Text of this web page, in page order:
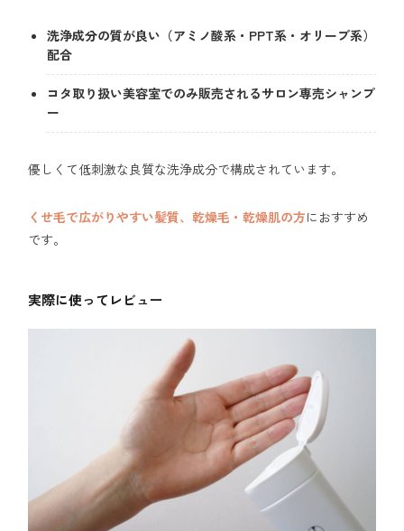
洗浄成分の質が良い（アミノ酸系・PPT系・オリーブ系）
配合
コタ取り扱い美容室でのみ販売されるサロン専売シャンプ
ー
優しくて低刺激な良質な洗浄成分で構成されています。
くせ毛で広がりやすい髪質、乾燥毛・乾燥肌の方におすすめ
です。
実際に使ってレビュー